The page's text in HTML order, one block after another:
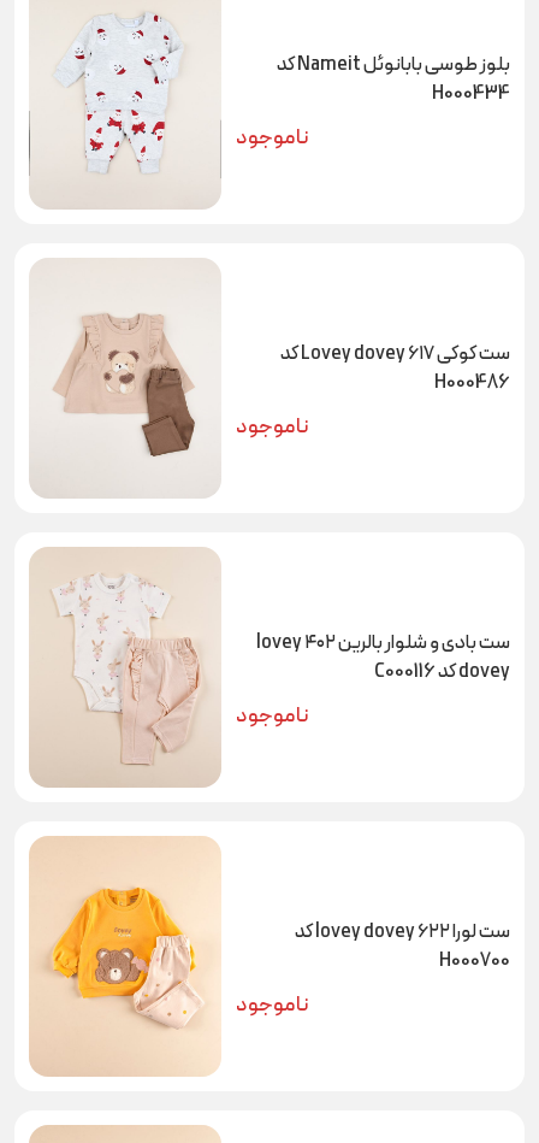
بلوز طوسی بابانوئل Nameit کد
H000434
ناموجود
ست کوکی ۶۱۷ Lovey dovey کد
H000486
ناموجود
ست بادی و شلوار بالرین ۴۰۲ lovey
dovey کد C000116
ناموجود
ست لورا ۶۲۲ lovey dovey کد
H000700
ناموجود